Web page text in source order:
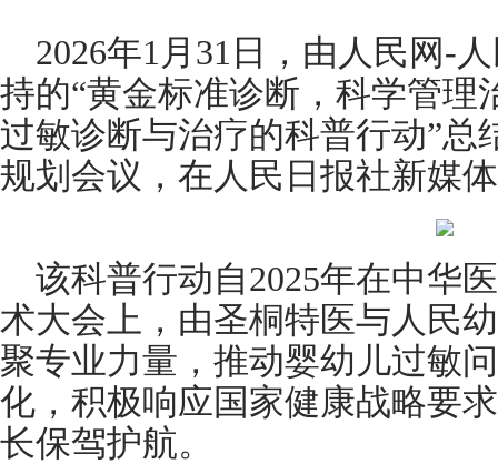
2026年1月31日，由人民网-
持的“黄金标准诊断，科学管
过敏诊断与治疗的科普行动”总
规划会议，在人民日报社新媒
该科普行动自2025年在中华
术大会上，由圣桐特医与人民
聚专业力量，推动婴幼儿过敏
化，积极响应国家健康战略要
长保驾护航。